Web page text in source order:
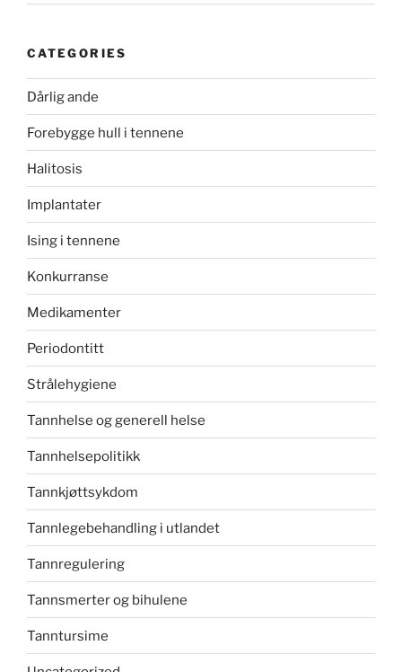
CATEGORIES
Dårlig ande
Forebygge hull i tennene
Halitosis
Implantater
Ising i tennene
Konkurranse
Medikamenter
Periodontitt
Strålehygiene
Tannhelse og generell helse
Tannhelsepolitikk
Tannkjøttsykdom
Tannlegebehandling i utlandet
Tannregulering
Tannsmerter og bihulene
Tanntursime